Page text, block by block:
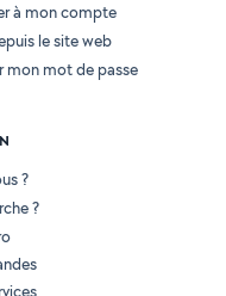
à mon compte
le site web
mot de passe
?
?